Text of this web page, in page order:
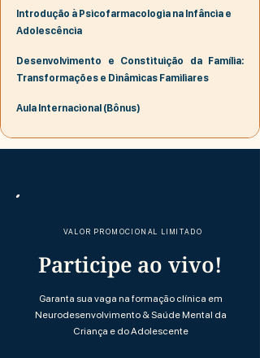
Introdução à Psicofarmacologia na Infância e
Adolescência
Desenvolvimento e Constituição da Família:
Transformações e Dinâmicas Familiares
Aula Internacional (Bônus)
VALOR PROMOCIONAL LIMITADO
Participe ao vivo!
Garanta sua vaga na formação clínica em
Neurodesenvolvimento & Saúde Mental da
Criança e do Adolescente